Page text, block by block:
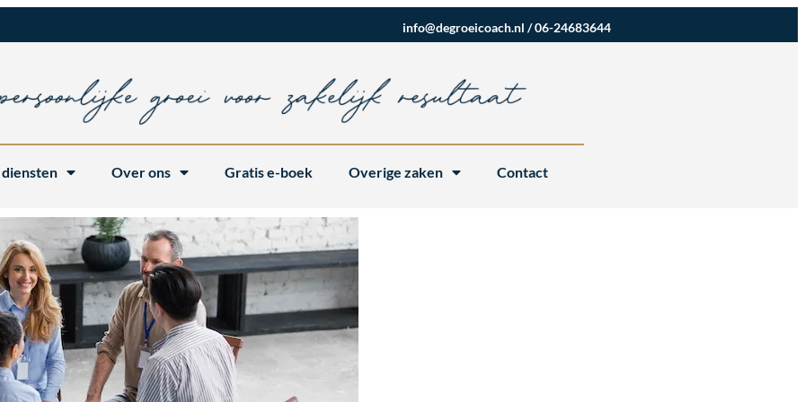
info@degroeicoach.nl /06-24683644
Over ons Gratis e-boek Overige zaken Contact